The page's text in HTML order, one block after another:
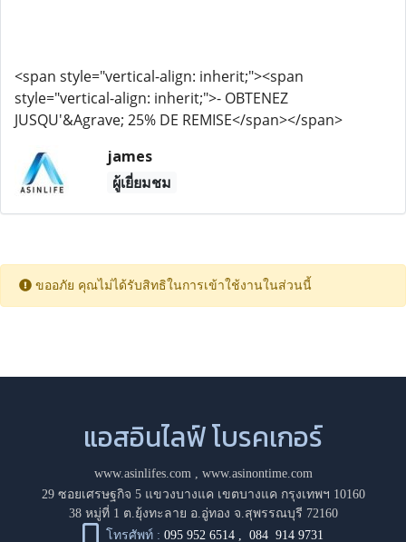
<span style="vertical-align: inherit;"><span
style="vertical-align: inherit;">- OBTENEZ
JUSQU'&Agrave; 25% DE REMISE</span></span>
james
ผู้เยี่ยมชม
ขออภัย คุณไม่ได้รับสิทธิในการเข้าใช้งานในส่วนนี้
แอสอินไลฟ์ โบรคเกอร์
www.asinlifes.com, www.asinontime.com
29 ซอยเศรษฐกิจ 5 แขวงบางแค เขตบางแค กรุงเทพฯ 10160
38 หมู่ที่ 1 ต.ยุ้งทะลาย อ.อู่ทอง จ.สุพรรณบุรี 72160
โทรศัพท์ : 095 952 6514 ,084 914 9731